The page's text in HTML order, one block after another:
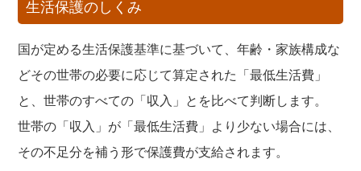
生活保護のしくみ
国が定める生活保護基準に基づいて、年齢・家族構成な
どその世帯の必要に応じて算定された「最低生活費」
と、世帯のすべての「収入」とを比べて判断します。
世帯の「収入」が「最低生活費」より少ない場合には、
その不足分を補う形で保護費が支給されます。